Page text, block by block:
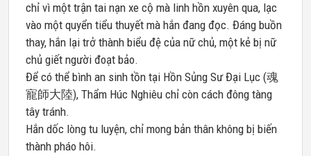
chỉ vì một trận tai nạn xe cộ mà linh hồn xuyên qua, lạc
vào một quyển tiểu thuyết mà hắn đang đọc. Đáng buồn
thay, hắn lại trở thành biểu đệ của nữ chủ, một kẻ bị nữ
chủ giết người đoạt bảo.
Để có thể bình an sinh tồn tại Hồn Sủng Sư Đại Lục (魂
寵師大陸), Thẩm Húc Nghiêu chỉ còn cách đông tàng
tây tránh.
Hắn dốc lòng tu luyện, chỉ mong bản thân không bị biến
thành pháo hôi.